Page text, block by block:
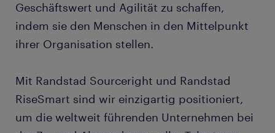
Geschäftswert und Agilität zu schaffen,
indem sie den Menschen in den Mittelpunkt
ihrer Organisation stellen.
Mit Randstad Sourceright und Randstad
RiseSmart sind wir einzigartig positioniert,
um die weltweit führenden Unternehmen bei